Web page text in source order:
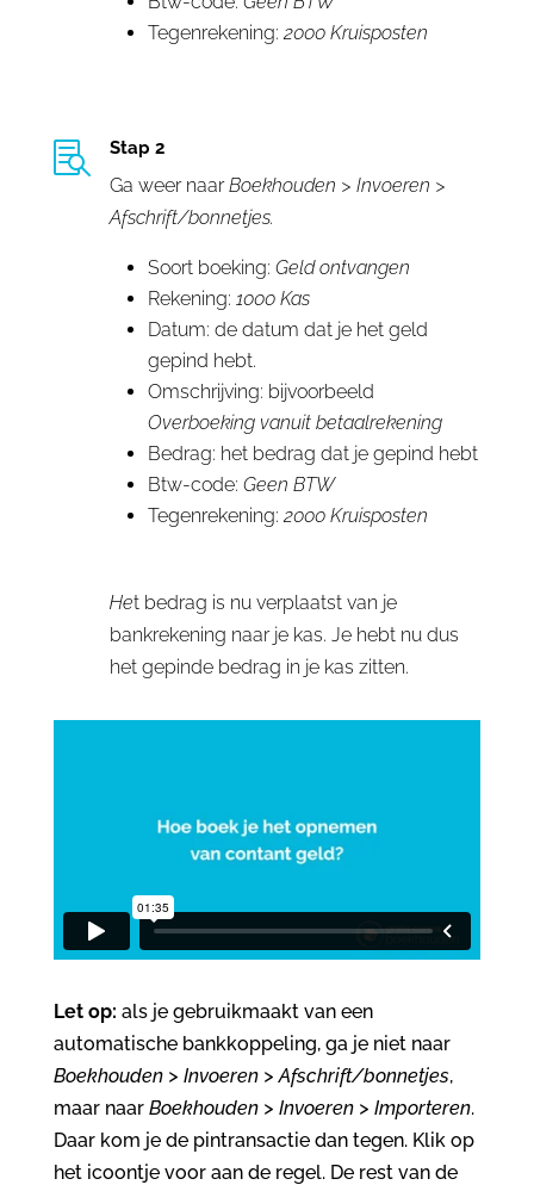
Tegenrekening: 2000 Kruisposten
 Stap 2
Ga weer naarBoekhouden > Invoeren >
Afschrift/bonnetjes.
Soort boeking: Geld ontvangen
Rekening: 1000 Kas
Datum: de datum dat je het geld
gepind hebt.
Omschrijving: bijvoorbeeld
Overboeking vanuit betaalrekening
Bedrag: het bedrag dat je gepind hebt
Btw-code: Geen BTW
Tegenrekening: 2000 Kruisposten
Het bedrag is nu verplaatst van je
bankrekening naar je kas. Je hebt nu dus
het gepinde bedrag in je kas zitten.
Let op: als je gebruikmaakt van een
automatische bankkoppeling, ga je niet naar
Boekhouden > Invoeren > Afschrift/bonnetjes,
maar naar Boekhouden > Invoeren > Importeren.
Daar kom je de pintransactie dan tegen. Klik op
het icoontje voor aan de regel. De rest van de